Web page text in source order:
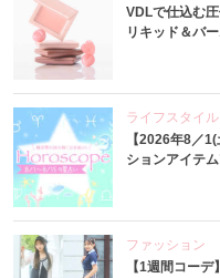
VDLで仕込む
リキッド＆バ
ライフスタイル
【2026年8／
ションアイテ
ファッション
【1週間コー